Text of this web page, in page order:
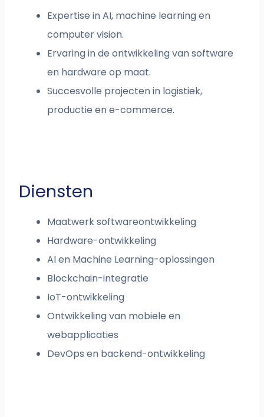
Expertise in AI, machine learning en
computer vision.
Ervaring in de ontwikkeling van software
en hardware op maat.
Succesvolle projecten in logistiek,
productie en e-commerce.
Diensten
Maatwerk softwareontwikkeling
Hardware-ontwikkeling
AI en Machine Learning-oplossingen
Blockchain-integratie
IoT-ontwikkeling
Ontwikkeling van mobiele en
webapplicaties
DevOps en backend-ontwikkeling